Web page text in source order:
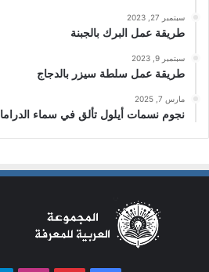
سبتمبر 27, 2023
طريقة عمل البرك بالجبنة
سبتمبر 9, 2023
طريقة عمل سلطة سيزر بالدجاج
مارس 7, 2025
نجوم نسمات أيلول تألق في سماء